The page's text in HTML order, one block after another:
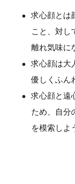
求心顔とは
こと、対し
離れ気味に
求心顔は大
優しくふん
求心顔と遠
ため、自分
を模索しよ